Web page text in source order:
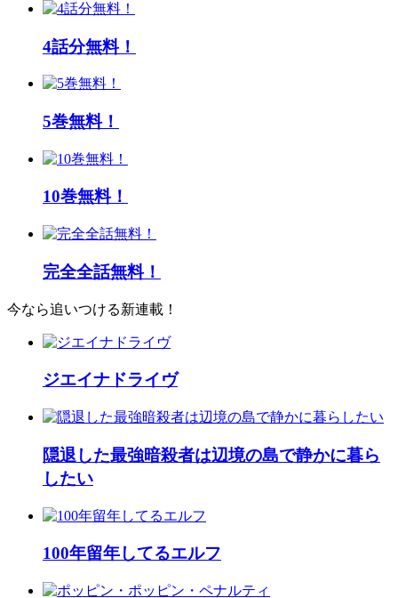
4話分無料！
5巻無料！
10巻無料！
完全全話無料！
今なら追いつける新連載！
ジエイナドライヴ
隠退した最強暗殺者は辺境の島で静かに暮ら
したい
100年留年してるエルフ